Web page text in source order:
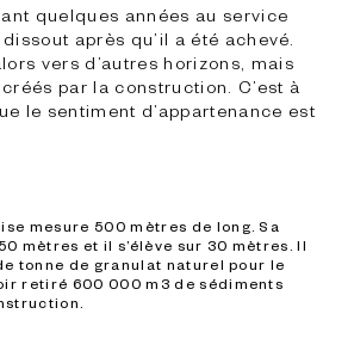
quelques années au service
après qu’il a été achevé.
vers d’autres horizons, mais
par la construction. C’est à
le sentiment d’appartenance est
mesure 500 mètres de long. Sa
mètres et il s’élève sur 30 mètres. Il
tonne de granulat naturel pour le
retiré 600 000 m3 de sédiments